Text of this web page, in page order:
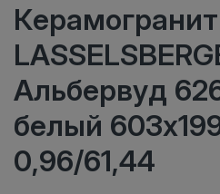
Керамогранит
Альбервуд
белый
0,96/61,44